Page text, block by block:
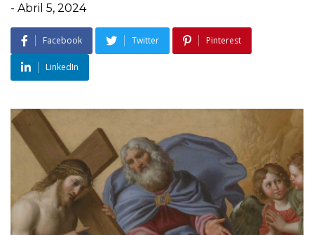
- Abril 5, 2024
Facebook Twitter Pinterest
LinkedIn